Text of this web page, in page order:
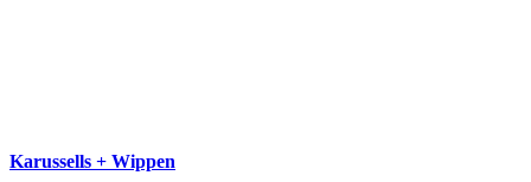
Karussells + Wippen